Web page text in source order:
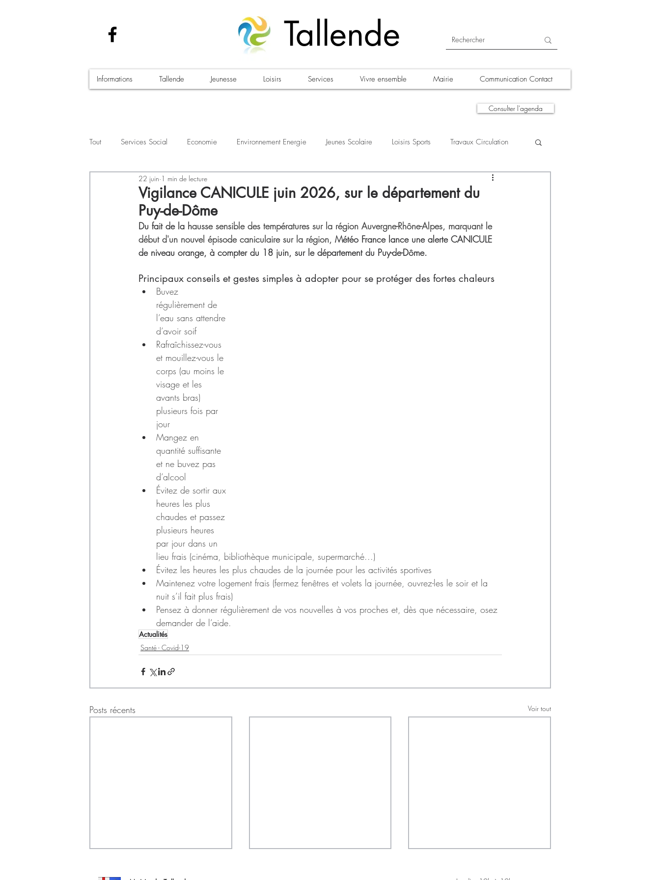
Tallende
Informations Tallende Jeunesse Loisirs Services Vivre ensemble Mairie Communication Contact
Consulter l'agenda
Tout Services Social Economie Environnement Energie Jeunes Scolaire Loisirs Sports Travaux Circulation
Santé - Covid-19 Culture Manifestations A la une
Vigilance CANICULE juin 2026, sur le département du
Puy-de-Dôme
22 juin 1 min de lecture
Du fait de la hausse sensible des températures sur la région Auvergne-Rhône-Alpes, marquant le
début d'un nouvel épisode caniculaire sur la région, Météo France lance une alerte CANICULE
de niveau orange, à compter du 18 juin, sur le département du Puy-de-Dôme.
Principaux conseils et gestes simples à adopter pour se protéger des fortes chaleurs
Buvez
régulièrement de
l’eau sans attendre
d’avoir soif
Rafraîchissez-vous
et mouillez-vous le
corps (au moins le
visage et les
avants bras)
plusieurs fois par
jour
Mangez en
quantité suffisante
et ne buvez pas
d’alcool
Évitez de sortir aux
heures les plus
chaudes et passez
plusieurs heures
par jour dans un
lieu frais (cinéma, bibliothèque municipale, supermarché...)
Évitez les heures les plus chaudes de la journée pour les activités sportives
Maintenez votre logement frais (fermez fenêtres et volets la journée, ouvrez-les le soir et la
nuit s’il fait plus frais)
Pensez à donner régulièrement de vos nouvelles à vos proches et, dès que nécessaire, osez
demander de l’aide.
Actualités
Santé - Covid-19
Posts récents Voir tout